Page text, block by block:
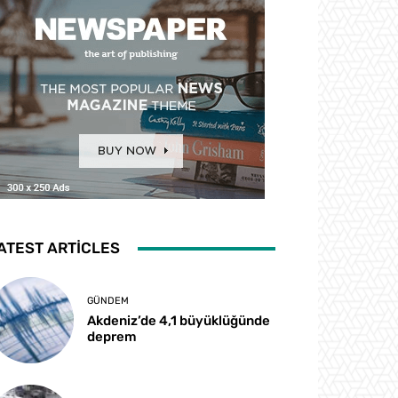
ARTICLES
GÜNDEM
Akdeniz’de 4,1 büyüklüğünde
deprem